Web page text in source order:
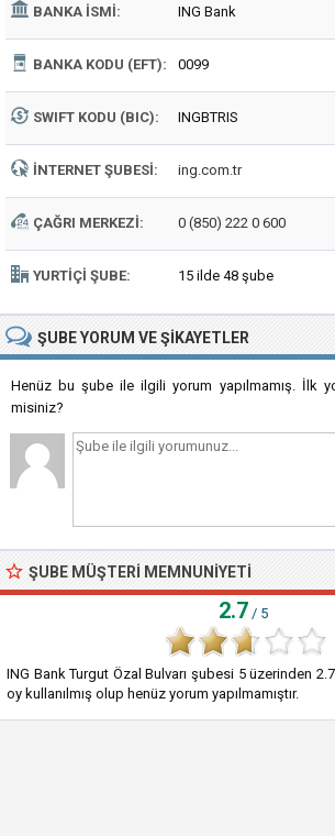
BANKA İSMI: ING Bank
BANKA KODU (EFT): 0099
SWIFT KODU (BIC): INGBTRIS
İNTERNET ŞUBESI: ing.com.tr
ÇAĞRI MERKEZI: 0 (850) 222 0 600
YURTIÇI ŞUBE: 15 ilde 48 şube
ŞUBEYORUM VE ŞIKAYETLER
Henüz bu şube ile ilgili yorum yapılmamış. İlk
misiniz?
ŞUBE MÜŞTERI MEMNUNIYETI
2.7 / 5
ING Bank Turgut Özal Bulvarı şubesi 5üzerinden 2.7
oy kullanılmış olup henüz yorum yapılmamıştır.